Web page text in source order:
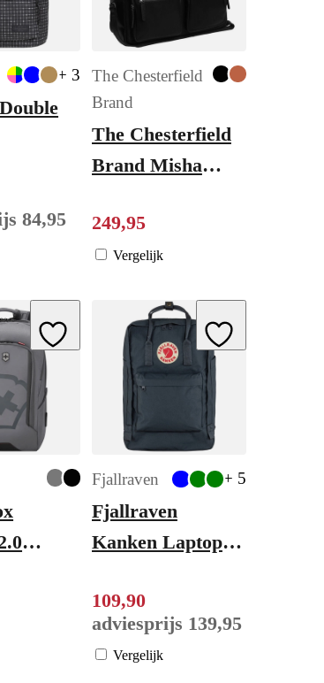
+ 3
84,95
The Chesterfield
Brand
The Chesterfield
Brand Misha
249,95
Vergelijk
Add to Wishlist Add to Wishlist
+ 5
Fjallraven
Fjallraven
Kanken Laptop
109,90
adviesprijs 139,95
Vergelijk